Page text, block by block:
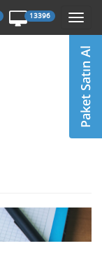
13396